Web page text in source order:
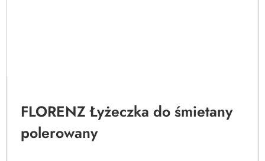
FLORENZ Łyżeczka do śmietany
polerowany